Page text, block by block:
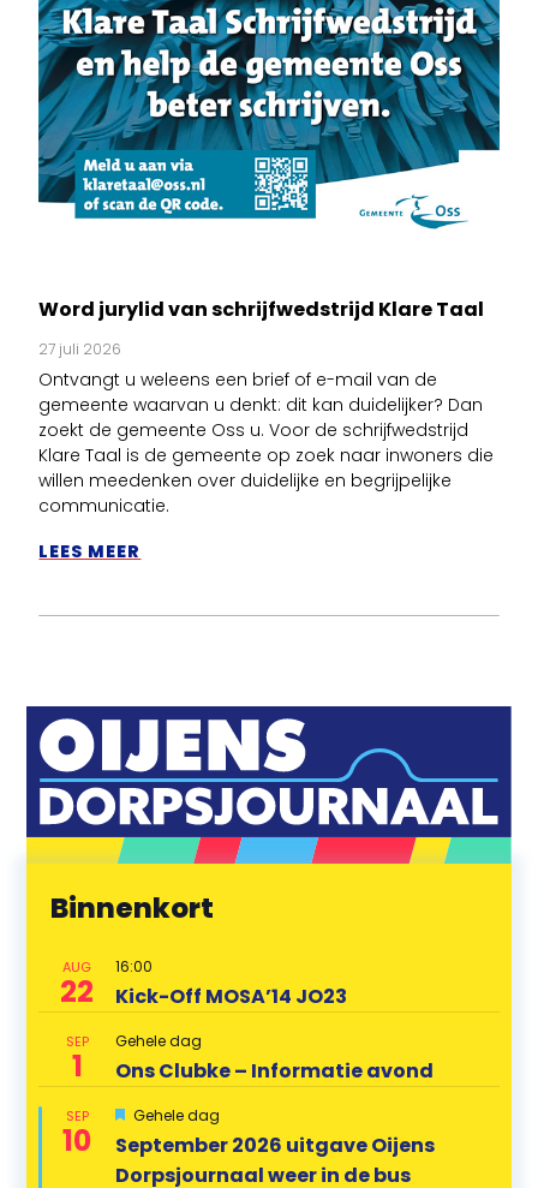
Word jurylid van schrijfwedstrijd Klare Taal
27 juli 2026
Ontvangt u weleens een brief of e-mail van de
gemeente waarvan u denkt: dit kan duidelijker? Dan
zoekt de gemeente Oss u. Voor de schrijfwedstrijd
Klare Taal is de gemeente op zoek naar inwoners die
willen meedenken over duidelijke en begrijpelijke
communicatie.
LEES MEER
Binnenkort
AUG
22
16:00
Kick-Off MOSA’14 JO23
SEP
1
Gehele dag
Ons Clubke – Informatie avond
SEP
10
U
t
g
Gehele dag
September 2026 uitgave Oijens
Dorpsjournaal weer in de bus